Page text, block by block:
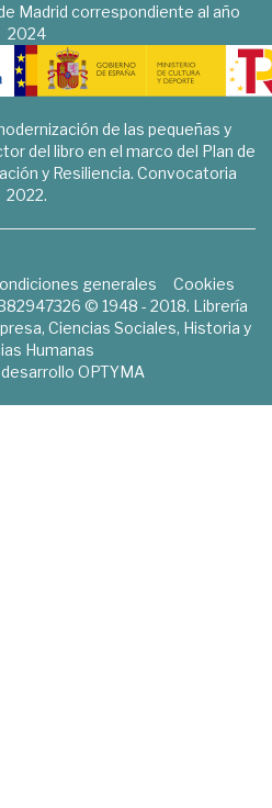
Madrid correspondiente al año
2024
de las pequeñas y
del libro en el marco del Plan de
y Resiliencia. Convocatoria
2022.
generales
Cookies
© 1948 - 2018. Librería
Ciencias Sociales, Historia y
Humanas
OPTYMA